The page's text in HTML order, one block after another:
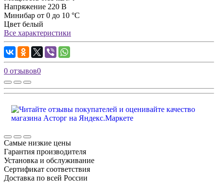
Напряжение 220 В
Минибар от 0 до 10 °C
Цвет белый
Все характеристики
0 отзывов0
Самые низкие цены
Гарантия производителя
Установка и обслуживание
Сертификат соответствия
Доставка по всей России